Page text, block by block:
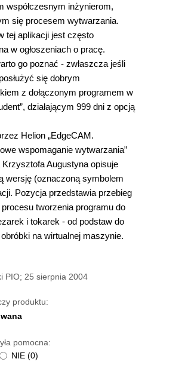
współczesnym inżynierom,
się procesem wytwarzania.
tej aplikacji jest często
w ogłoszeniach o pracę.
go poznać - zwłaszcza jeśli
się dobrym
z dołączonym programem w
działającym 999 dni z opcją
Helion „EdgeCAM.
wspomaganie wytwarzania”
Krzysztofa Augustyna opisuje
wersję (oznaczoną symbolem
Pozycja przedstawia przebieg
tworzenia programu do
i tokarek - od podstaw do
na wirtualnej maszynie.
PIO; 25 sierpnia 2004
produktu:
pomocna:
NIE (0)